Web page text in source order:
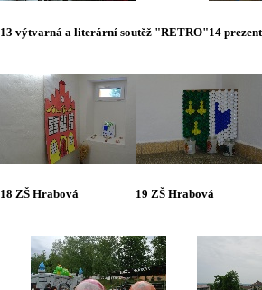
13 výtvarná a literární soutěž "RETRO"14
18 ZŠ Hrabová 19 ZŠ Hrabová